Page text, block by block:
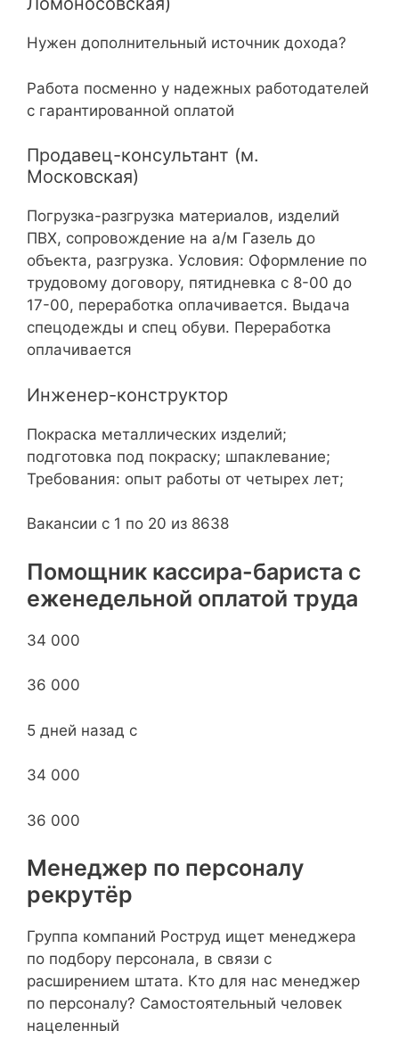
Нужен дополнительный источник дохода?
Работа посменно у надежных работодателей
с гарантированной оплатой
Продавец-консультант (м.
Московская)
Погрузка-разгрузка материалов, изделий
ПВХ, сопровождение на а/м Газель до
объекта, разгрузка. Условия: Оформление по
трудовому договору, пятидневка с 8-00 до
17-00, переработка оплачивается. Выдача
спецодежды и спец обуви. Переработка
оплачивается
Инженер-конструктор
Покраска металлических изделий;
подготовка под покраску; шпаклевание;
Требования: опыт работы от четырех лет;
Вакансии с 1 по 20 из 8638
Помощник кассира-бариста с
еженедельной оплатой труда
34 000
36 000
5 дней назад с
34 000
36 000
Менеджер по персоналу
рекрутёр
Группа компаний Роструд ищет менеджера
по подбору персонала, в связи с
расширением штата. Кто для нас менеджер
по персоналу? Самостоятельный человек
нацеленный